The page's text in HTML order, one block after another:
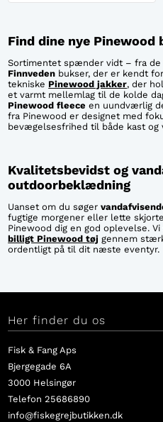
Find dine nye Pinewood
Sortimentet spænder vidt – fra de
Finnveden bukser, der er kendt
tekniske Pinewood jakker, der
et varmt mellemlag til de kolde
Pinewood fleece en uundværlig
fra Pinewood er designet med
bevægelsesfrihed til både kast og
Kvalitetsbevidst og
outdoorbeklædning
Uanset om du søger
fugtige morgener eller lette
Pinewood dig en god oplevelse.
billigt Pinewood tøj gennem
ordentligt på til dit næste eventyr.
Her finder du os
Fisk & Fang Aps
Bjergegade 6A
3000 Helsingør
Telefon 25686890
info@fiskegrejbutikken.dk